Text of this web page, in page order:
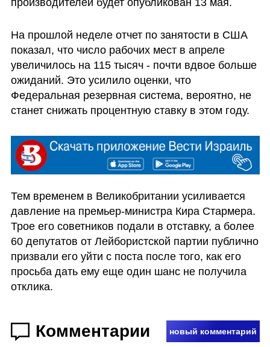
На прошлой неделе отчет по занятости в США
показал, что число рабочих мест в апреле
увеличилось на 115 тысяч - почти вдвое больше
ожиданий. Это усилило оценки, что
Федеральная резервная система, вероятно, не
станет снижать процентную ставку в этом году.
Тем временем в Великобритании усиливается
давление на премьер-министра Кира Стармера.
Трое его советников подали в отставку, а более
60 депутатов от Лейбористской партии публично
призвали его уйти с поста после того, как его
просьба дать ему еще один шанс не получила
отклика.
Комментарии новый комментарий